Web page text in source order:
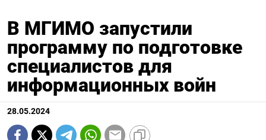
В МГИМО запустили
программу по подготовке
специалистов для
информационных войн
28.05.2024